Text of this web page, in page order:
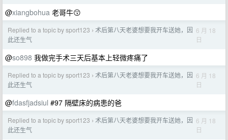
@xiangbohua 老哥牛😗
Replied to a topic by sport123 › 术后第八天老婆想要我开车送她，因
此还生气
6 月 18
日
@so898 我做完手术三天后基本上轻微疼痛了
Replied to a topic by sport123 › 术后第八天老婆想要我开车送她，因
此还生气
6 月 18
日
@fdasfjadsiul #97 隔壁床的病患的爸
Replied to a topic by sport123 › 术后第八天老婆想要我开车送她，因
此还生气
6 月 18
日